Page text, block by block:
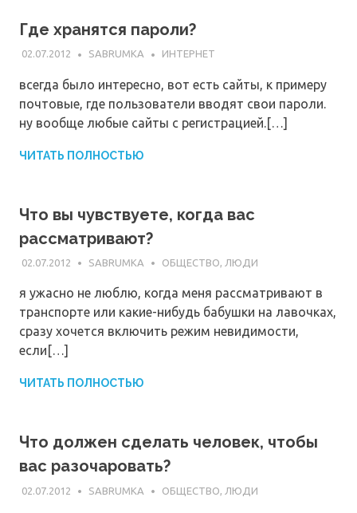
Где хранятся пароли?
02.07.2012 SABRUMKA ИНТЕРНЕТ
всегда было интересно, вот есть сайты, к примеру
почтовые, где пользователи вводят свои пароли.
ну вообще любые сайты с регистрацией.[…]
ЧИТАТЬ ПОЛНОСТЬЮ
Что вы чувствуете, когда вас
рассматривают?
02.07.2012 SABRUMKA ОБЩЕСТВО, ЛЮДИ
я ужасно не люблю, когда меня рассматривают в
транспорте или какие-нибудь бабушки на лавочках,
сразу хочется включить режим невидимости,
если[…]
ЧИТАТЬ ПОЛНОСТЬЮ
Что должен сделать человек, чтобы
вас разочаровать?
02.07.2012 SABRUMKA ОБЩЕСТВО, ЛЮДИ